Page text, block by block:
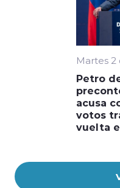
Martes 2
Petro
acusa
votos
vuelta